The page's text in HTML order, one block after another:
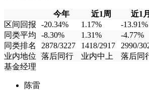
今年 近1周 近1月
区间回报
-20.34% 1.17% -13.91%
同类平均
-8.30% 1.31% -4.77%
同类排名
2878/3227 1418/2917 2990/
业内地位
落后同行 业内中上 落后同
基金经理
陈雷